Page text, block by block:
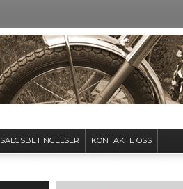
SALGSBETINGELSER KONTAKTE OSS